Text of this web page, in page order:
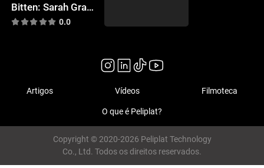
Bitten: Sarah Graham Cooks Cape Town
0.0
Artigos Vídeos Filmoteca
O que é Peliplat?
Copyright © 2020-2026 Peliplat Technology
Co., Ltd. Todos os direitos reservados.